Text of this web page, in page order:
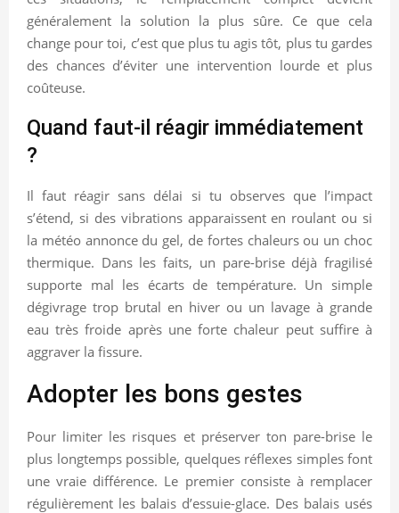
généralement la solution la plus sûre. Ce que cela
change pour toi, c’est que plus tu agis tôt, plus tu gardes
des chances d’éviter une intervention lourde et plus
coûteuse.
Quand faut-il réagir immédiatement
?
Il faut réagir sans délai si tu observes que l’impact
s’étend, si des vibrations apparaissent en roulant ou si
la météo annonce du gel, de fortes chaleurs ou un choc
thermique. Dans les faits, un pare-brise déjà fragilisé
supporte mal les écarts de température. Un simple
dégivrage trop brutal en hiver ou un lavage à grande
eau très froide après une forte chaleur peut suffire à
aggraver la fissure.
Adopter les bons gestes
Pour limiter les risques et préserver ton pare-brise le
plus longtemps possible, quelques réflexes simples font
une vraie différence. Le premier consiste à remplacer
régulièrement les balais d’essuie-glace. Des balais usés